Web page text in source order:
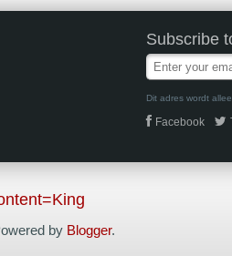
Subscribe
Dit adres wordt
Facebook
by Blogger.